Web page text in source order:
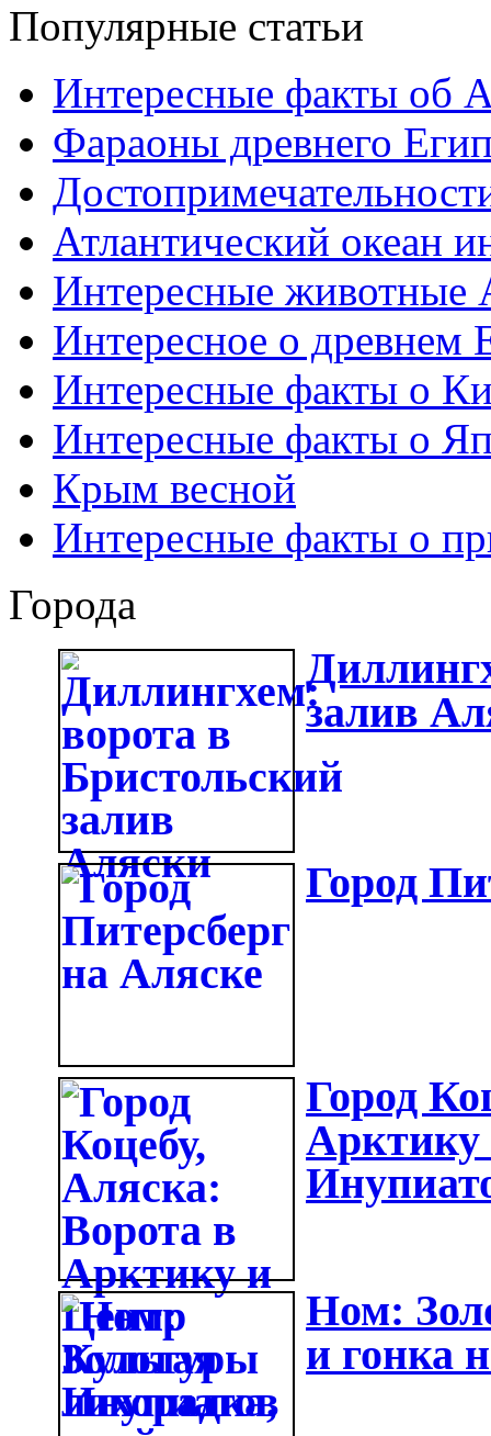
Популярные статьи
Интересные факты об
Фараоны древнего
Атлантический океан
Интересные животные
Интересное о древнем
Интересные факты о
Интересные факты о
Крым весной
Интересные факты о
Города
залив
Город
Город
Ном:
и гонка